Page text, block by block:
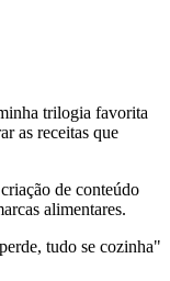
trilogia favorita
as receitas que
de conteúdo
alimentares.
tudo se cozinha"